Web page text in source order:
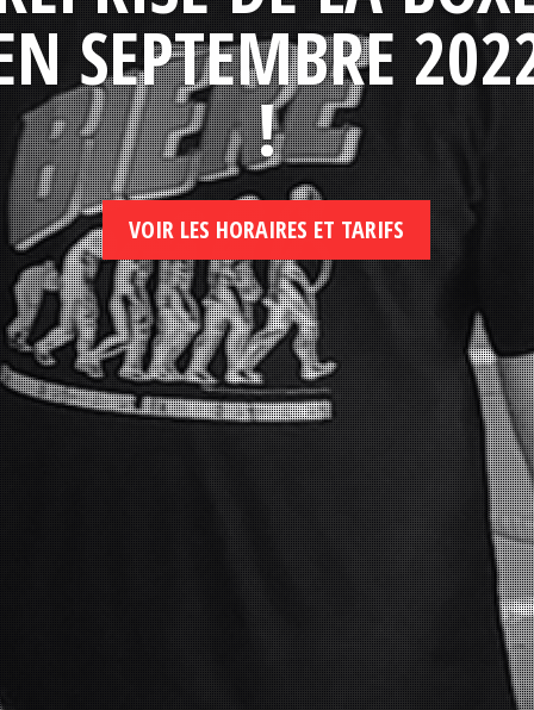
SEPTEMBRE
!
VOIR LES HORAIRES ET TARIFS